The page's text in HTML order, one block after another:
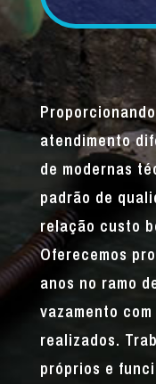
atendimento
de modernas
padrão de
relação custo
Oferecemos
anos no ramo
vazamento
realizados.
próprios e